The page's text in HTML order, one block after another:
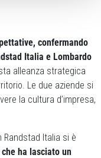
confermando
Italia e Lombardo
alleanza strategica
Le due aziende si
la cultura d’impresa,
Randstad Italia si è
ha lasciato un